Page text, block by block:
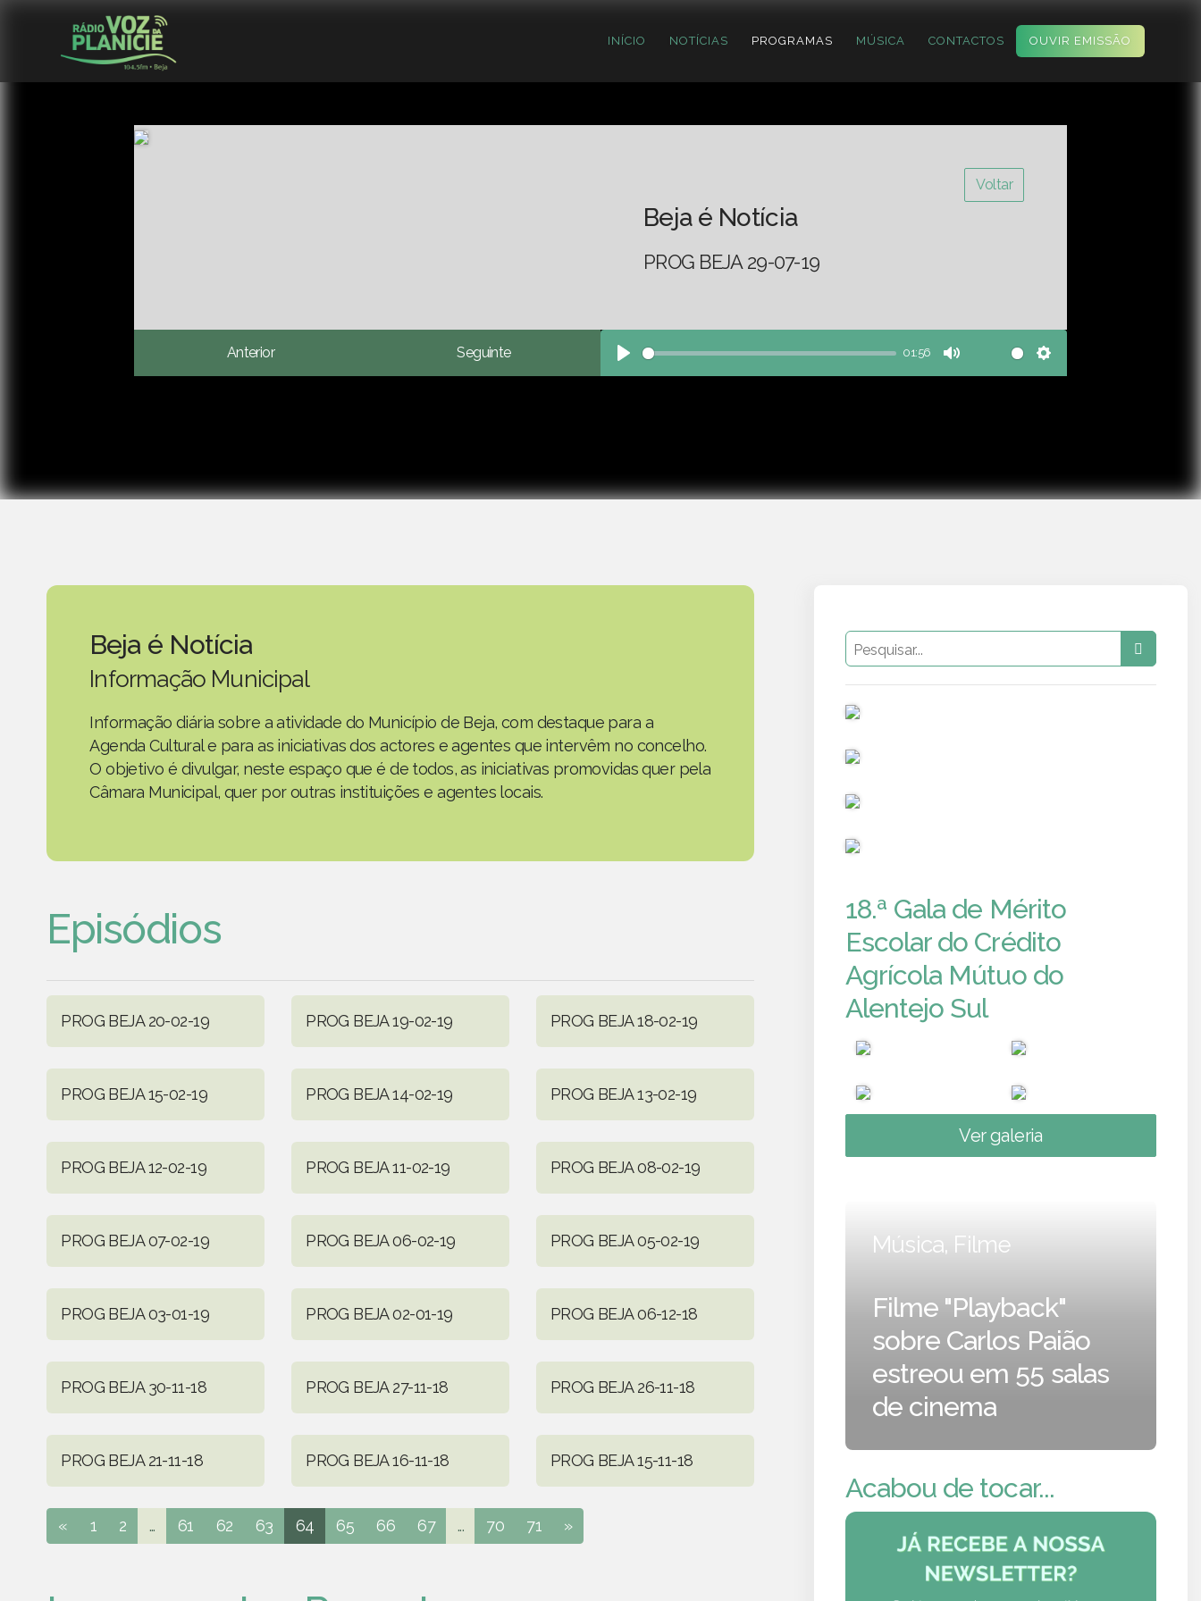
INÍCIO NOTÍCIAS PROGRAMAS MÚSICA CONTACTOS OUVIR EMISSÃO
Voltar
Beja é Notícia
PROG BEJA 29-07-19
Anterior Seguinte
Play
01:56
Mute Settings
Beja é Notícia
Informação Municipal
Informação diária sobre a atividade do Município de Beja, com destaque para a
Agenda Cultural e para as iniciativas dos actores e agentes que intervêm no concelho.
O objetivo é divulgar, neste espaço que é de todos, as iniciativas promovidas quer pela
Câmara Municipal, quer por outras instituições e agentes locais.
Episódios
PROG BEJA 20-02-19 PROG BEJA 19-02-19 PROG BEJA 18-02-19
PROG BEJA 15-02-19 PROG BEJA 14-02-19 PROG BEJA 13-02-19
PROG BEJA 12-02-19 PROG BEJA 11-02-19 PROG BEJA 08-02-19
PROG BEJA 07-02-19 PROG BEJA 06-02-19 PROG BEJA 05-02-19
PROG BEJA 03-01-19 PROG BEJA 02-01-19 PROG BEJA 06-12-18
PROG BEJA 30-11-18 PROG BEJA 27-11-18 PROG BEJA 26-11-18
PROG BEJA 21-11-18 PROG BEJA 16-11-18 PROG BEJA 15-11-18
« 1 2 ... 61 62 63 64 65 66 67 ... 70 71 »
18.ª Gala de Mérito
Escolar do Crédito
Agrícola Mútuo do
Alentejo Sul
Ver galeria
Música, Filme
Filme "Playback"
sobre Carlos Paião
estreou em 55 salas
de cinema
Acabou de tocar...